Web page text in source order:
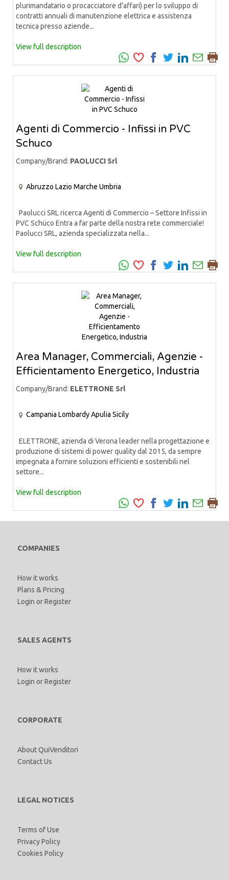
plurimandatario o procacciatore d’affari) per lo sviluppo di
contratti annuali di manutenzione elettrica e assistenza
tecnica presso aziende...
View full description
Agenti di Commercio - Infissi in PVC
Schuco
Company/Brand: PAOLUCCI Srl
Abruzzo Lazio Marche Umbria
Paolucci SRL ricerca Agenti di Commercio – Settore Infissi in
PVC Schüco Entra a far parte della nostra rete commerciale!
Paolucci SRL, azienda specializzata nella...
View full description
Area Manager, Commerciali, Agenzie -
Efficientamento Energetico, Industria
Company/Brand: ELETTRONE Srl
Campania LombardyApulia Sicily
ELETTRONE, azienda di Verona leader nella progettazione e
produzione di sistemi di power quality dal 2015, da sempre
impegnata a fornire soluzioni efficienti e sostenibili nel
settore...
View full description
COMPANIES
How it works
Plans & Pricing
Login orRegister
SALES AGENTS
How it works
Login orRegister
CORPORATE
About QuiVenditori
Contact Us
LEGAL NOTICES
Terms of Use
Privacy Policy
Cookies Policy